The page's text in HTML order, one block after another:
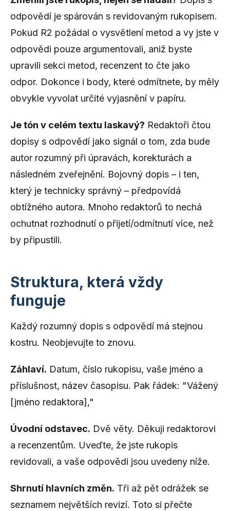
odpovědí je spárován s revidovaným rukopisem.
Pokud R2 požádal o vysvětlení metod a vy jste v
odpovědi pouze argumentovali, aniž byste
upravili sekci metod, recenzent to čte jako
odpor. Dokonce i body, které odmítnete, by měly
obvykle vyvolat určité vyjasnění v papíru.
Je tón v celém textu laskavý? Redaktoři čtou
dopisy s odpovědí jako signál o tom, zda bude
autor rozumný při úpravách, korekturách a
následném zveřejnění. Bojovný dopis – i ten,
který je technicky správný – předpovídá
obtížného autora. Mnoho redaktorů to nechá
ochutnat rozhodnutí o přijetí/odmítnutí více, než
by připustili.
Struktura, která vždy
funguje
Každý rozumný dopis s odpovědí má stejnou
kostru. Neobjevujte to znovu.
Záhlaví. Datum, číslo rukopisu, vaše jméno a
příslušnost, název časopisu. Pak řádek: "Vážený
[jméno redaktora],"
Úvodní odstavec. Dvě věty. Děkuji redaktorovi
a recenzentům. Uveďte, že jste rukopis
revidovali, a vaše odpovědi jsou uvedeny níže.
Shrnutí hlavních změn. Tři až pět odrážek se
seznamem největších revizí. Toto si přečte